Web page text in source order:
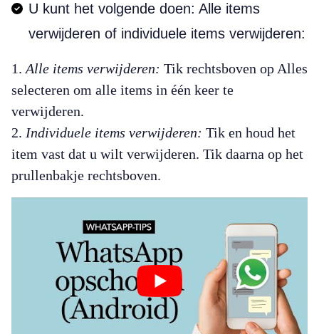
U kunt het volgende doen: Alle items
verwijderen of individuele items verwijderen:
Alle items verwijderen: Tik rechtsboven op Alles
selecteren om alle items in één keer te
verwijderen.
Individuele items verwijderen: Tik en houd het
item vast dat u wilt verwijderen. Tik daarna op het
prullenbakje rechtsboven.